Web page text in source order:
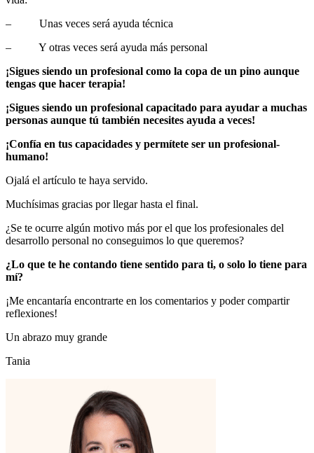
– Unas veces será ayuda técnica
– Y otras veces será ayuda más personal
¡Sigues siendo un profesional como la copa de un pino aunque
tengas que hacer terapia!
¡Sigues siendo un profesional capacitado para ayudar a muchas
personas aunque tú también necesites ayuda a veces!
¡Confía en tus capacidades y permítete ser un profesional-
humano!
Ojalá el artículo te haya servido.
Muchísimas gracias por llegar hasta el final.
¿Se te ocurre algún motivo más por el que los profesionales del
desarrollo personal no conseguimos lo que queremos?
¿Lo que te he contando tiene sentido para ti, o solo lo tiene para
mí?
¡Me encantaría encontrarte en los comentarios y poder compartir
reflexiones!
Un abrazo muy grande
Tania